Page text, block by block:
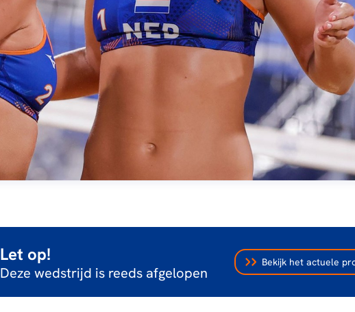
Let op!
Deze wedstrijd is reeds afgelopen
Bekijk het actuele